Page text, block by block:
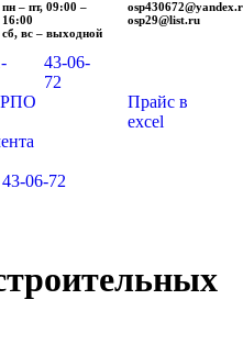
пн – пт, 09:00 –
16:00
сб, вс – выходной
osp29@list.ru
43-06-
72
РПО
Прайс в
excel
43-06-72